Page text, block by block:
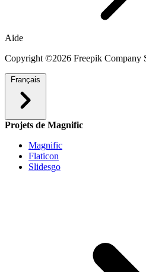
Aide
Copyright ©2026 Freepik Company
Français
Projets de Magnific
Magnific
Flaticon
Slidesgo